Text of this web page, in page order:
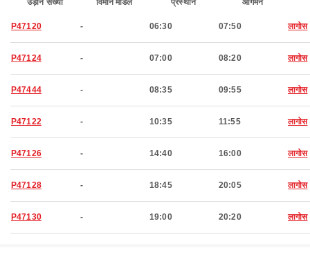
उड़ान संख्या विमान मॉडल प्रस्थान आगमन
P47120 - 06:30 07:50 लागोस
P47124 - 07:00 08:20 लागोस
P47444 - 08:35 09:55 लागोस
P47122 - 10:35 11:55 लागोस
P47126 - 14:40 16:00 लागोस
P47128 - 18:45 20:05 लागोस
P47130 - 19:00 20:20 लागोस